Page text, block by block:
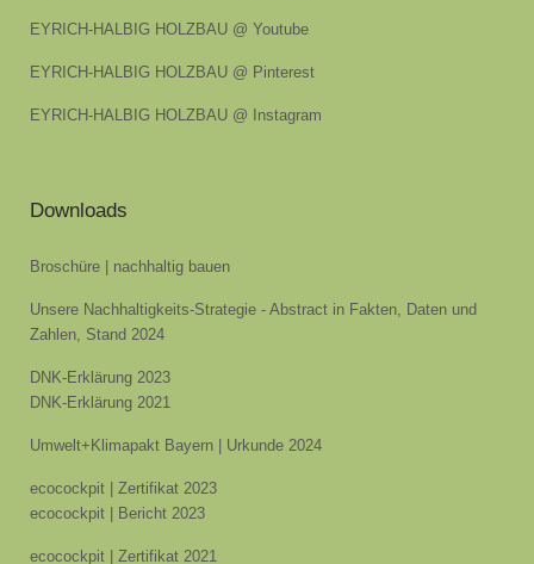
EYRICH-HALBIG HOLZBAU @ Youtube
EYRICH-HALBIG HOLZBAU @ Pinterest
EYRICH-HALBIG HOLZBAU @ Instagram
Downloads
Broschüre | nachhaltig bauen
Unsere Nachhaltigkeits-Strategie - Abstract in Fakten, Daten und
Zahlen, Stand 2024
DNK-Erklärung 2023
DNK-Erklärung 2021
Umwelt+Klimapakt Bayern | Urkunde 2024
ecocockpit | Zertifikat 2023
ecocockpit | Bericht 2023
ecocockpit | Zertifikat 2021